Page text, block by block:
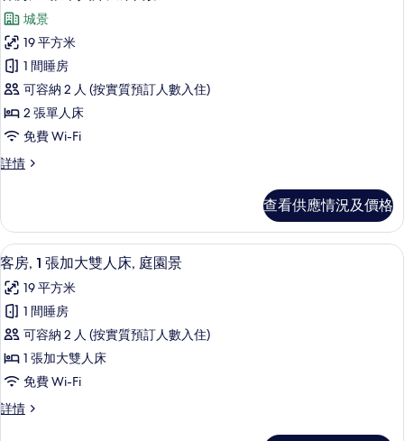
城
市
景
的
相
片
床,
城
市
景
詳
情
入
所
有
客
房,
2
張
單
床,
城
市
景
的
相
片
城景
19 平方米
1 間睡房
可容納 2 人 (按實質預訂人數入住)
2 張單人床
免費 Wi-Fi
詳情
客
單
人
床,
市
景
詳
情
查看供應情況及價格
載
入
所
有
客
房,
張
防敏寢具、房內夾萬、書桌、手提電
9
客房, 1 張加大雙人床, 庭園景
19 平方米
1 間睡房
可容納 2 人 (按實質預訂人數入住)
1 張加大雙人床
免費 Wi-Fi
詳情
客